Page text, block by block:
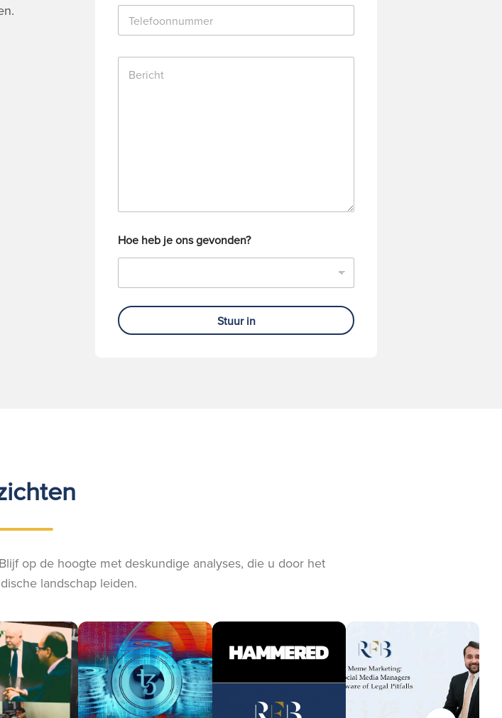
*
T
l
B
Hoe heb je ons gevonden?
Stuur in
op de hoogte met deskundige analyses, die u door het
landschap leiden.